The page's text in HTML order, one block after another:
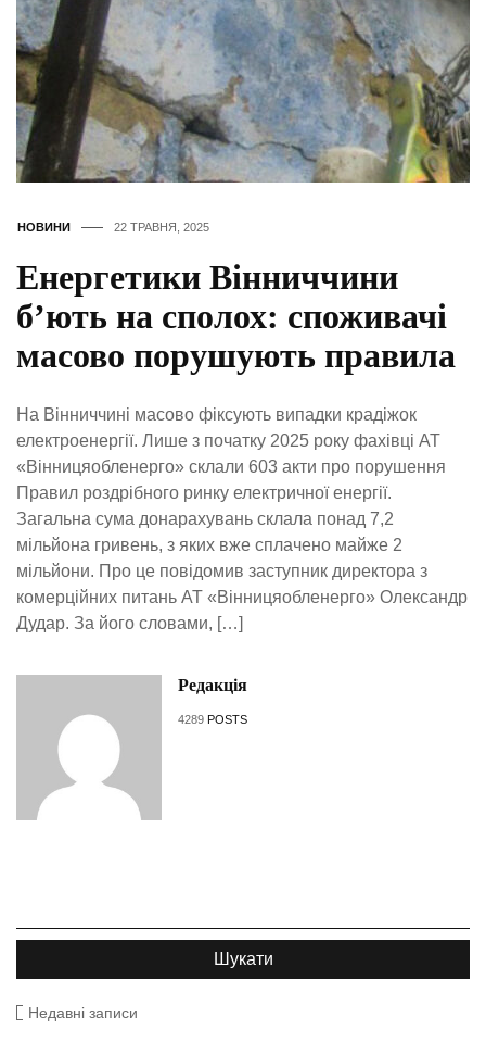
НОВИНИ 22 ТРАВНЯ, 2025
Енергетики Вінниччини
б’ють на сполох: споживачі
масово порушують правила
На Вінниччині масово фіксують випадки крадіжок
електроенергії. Лише з початку 2025 року фахівці АТ
«Вінницяобленерго» склали 603 акти про порушення
Правил роздрібного ринку електричної енергії.
Загальна сума донарахувань склала понад 7,2
мільйона гривень, з яких вже сплачено майже 2
мільйони. Про це повідомив заступник директора з
комерційних питань АТ «Вінницяобленерго» Олександр
Дудар. За його словами, […]
Редакція
4289 POSTS
Недавні записи